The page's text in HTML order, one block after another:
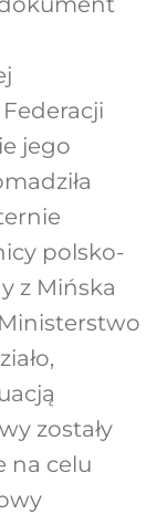
jego
polsko-
z Mińska
zostały
na celu